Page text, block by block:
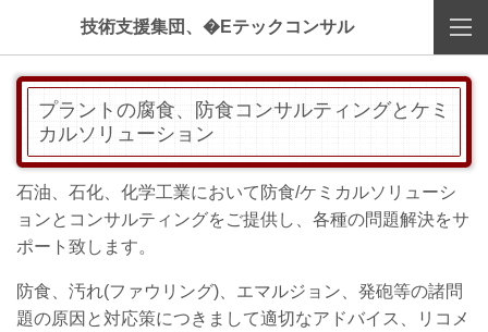
技術支援集団、�Eテックコンサル
プラントの腐食、防食コンサルティングとケミ
カルソリューション
石油、石化、化学工業において防食/ケミカルソリューシ
ョンとコンサルティングをご提供し、各種の問題解決をサ
ポート致します。
防食、汚れ(ファウリング)、エマルジョン、発砲等の諸問
題の原因と対応策につきまして適切なアドバイス、リコメ